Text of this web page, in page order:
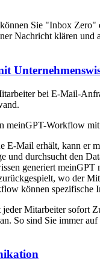
Sie "Inbox Zero"
Nachricht klären
bei E-Mail-
meinGPT-Workflow mit
E-Mail erhält, kann er
und durchsucht den
generiert
wo der
können spezifische
jeder Mitarbeiter sofort
So sind Sie immer